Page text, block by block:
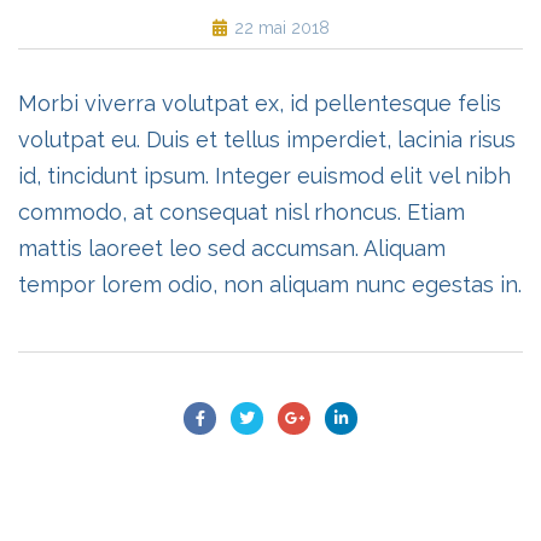
22 mai 2018
Morbi viverra volutpat ex, id pellentesque felis
volutpat eu. Duis et tellus imperdiet, lacinia risus
id, tincidunt ipsum. Integer euismod elit vel nibh
commodo, at consequat nisl rhoncus. Etiam
mattis laoreet leo sed accumsan. Aliquam
tempor lorem odio, non aliquam nunc egestas in.